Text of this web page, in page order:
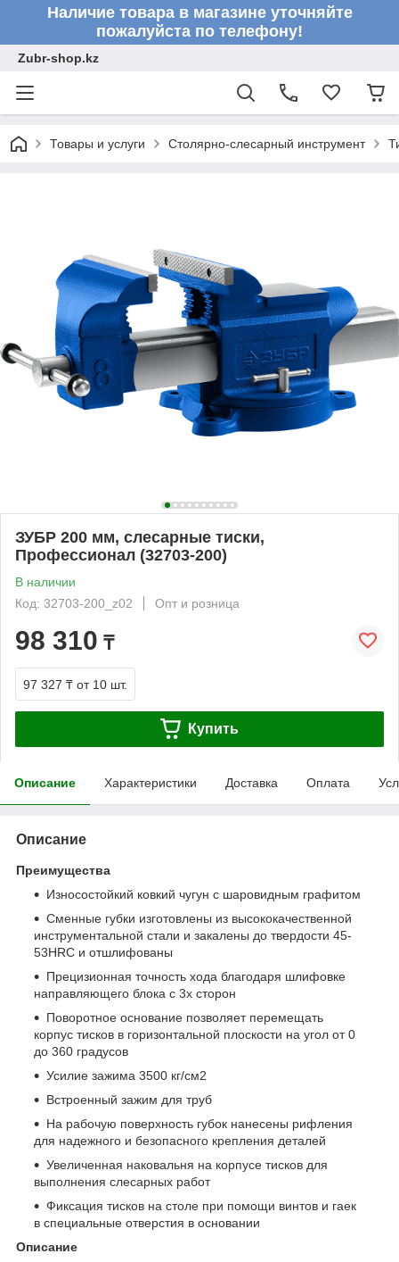
Наличие товара в магазине уточняйте
пожалуйста по телефону!
Zubr-shop.kz
Товары и услуги Столярно-слесарный инструмент
ЗУБР 200 мм, слесарные тиски,
Профессионал (32703-200)
В наличии
Код: 32703-200_z02
Опт и розница
98 310 ₸
97 327 ₸ от 10 шт.
Купить
Описание Характеристики Доставка Оплата
Описание
Преимущества
Износостойкий ковкий чугун с шаровидным графитом
Сменные губки изготовлены из высококачественной
инструментальной стали и закалены до твердости 45-
53HRC и отшлифованы
Прецизионная точность хода благодаря шлифовке
направляющего блока с 3х сторон
Поворотное основание позволяет перемещать
корпус тисков в горизонтальной плоскости на угол от 0
до 360 градусов
Усилие зажима 3500 кг/см2
Встроенный зажим для труб
На рабочую поверхность губок нанесены рифления
для надежного и безопасного крепления деталей
Увеличенная наковальня на корпусе тисков для
выполнения слесарных работ
Фиксация тисков на столе при помощи винтов и гаек
в специальные отверстия в основании
Описание